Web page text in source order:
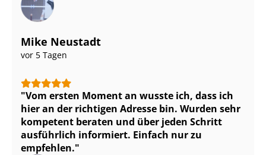
Mike Neustadt
vor 5 Tagen
Vom ersten Moment an wusste ich, dass ich
hier an der richtigen Adresse bin. Wurden sehr
kompetent beraten und über jeden Schritt
ausführlich informiert. Einfach nur zu
empfehlen.